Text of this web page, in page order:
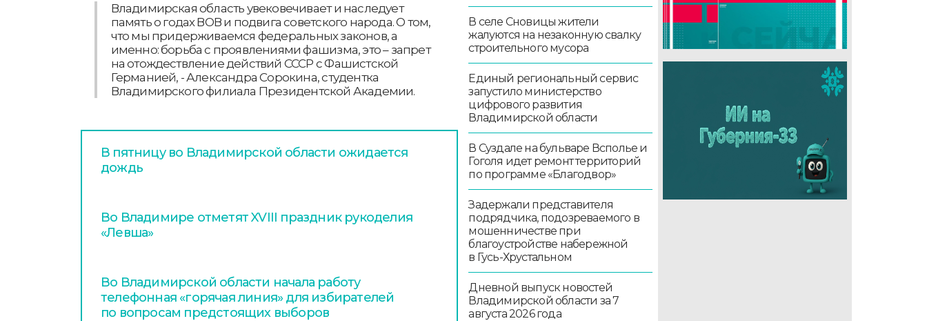
Владимирская область увековечивает и наследует
память о годах ВОВ и подвига советского народа. О том,
что мы придерживаемся федеральных законов, а
именно: борьба с проявлениями фашизма, это – запрет
на отождествление действий СССР с Фашистской
Германией, - Александра Сорокина, студентка
Владимирского филиала Президентской Академии.
В пятницу во Владимирской области ожидается
дождь
Во Владимире отметят XVIII праздник рукоделия
«Левша»
Во Владимирской области начала работу
телефонная «горячая линия» для избирателей
по вопросам предстоящих выборов
В селе Сновицы жители
жалуются на незаконную свалку
строительного мусора
Единый региональный сервис
запустило министерство
цифрового развития
Владимирской области
В Суздале на бульваре Всполье и
Гоголя идет ремонт территорий
по программе «Благодвор»
Задержали представителя
подрядчика, подозреваемого в
мошенничестве при
благоустройстве набережной
в Гусь-Хрустальном
Дневной выпуск новостей
Владимирской области за 7
августа 2026 года